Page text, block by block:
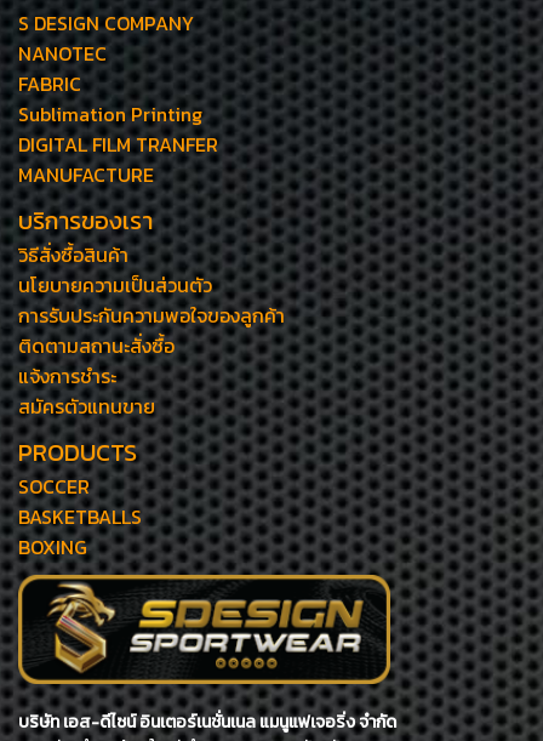
S DESIGN COMPANY
NANOTEC
FABRIC
Sublimation Printing
DIGITAL FILM TRANFER
MANUFACTURE
บริการของเรา
วิธีสั่งซื้อสินค้า
นโยบายความเป็นส่วนตัว
การรับประกันความพอใจของลูกค้า
ติดตามสถานะสั่งซื้อ
แจ้งการชำระ
สมัครตัวแทนขาย
PRODUCTS
SOCCER
BASKETBALLS
BOXING
บริษัท เอส-ดีไซน์ อินเตอร์เนชั่นเนล แมนูแฟเจอริ่ง จำกัด